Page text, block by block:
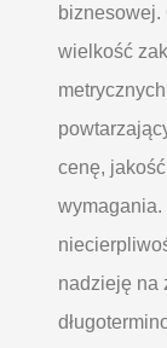
biznesowej.
wielkość
cenę,
nadzieję na